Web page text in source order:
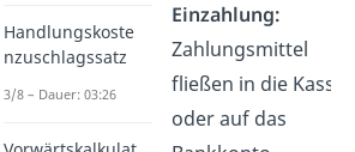
Auszahlung
Einzahlung:
Zahlungsmittel
fließen in die Kasse
oder auf das
Handlungskoste
nzuschlagssatz
3/8 – Dauer: 03:26